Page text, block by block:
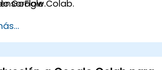
Google Colab.
el ajuste de
modelos de aprendizaje
en aplicaciones del